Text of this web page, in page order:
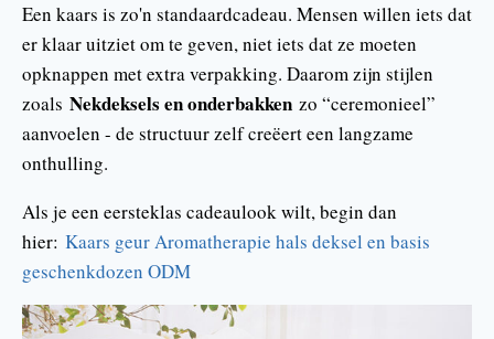
Een kaars is zo'n standaardcadeau. Mensen willen iets dat
er klaar uitziet om te geven, niet iets dat ze moeten
opknappen met extra verpakking. Daarom zijn stijlen
zoals Nekdeksels en onderbakken zo “ceremonieel”
aanvoelen - de structuur zelf creëert een langzame
onthulling.
Als je een eersteklas cadeaulook wilt, begin dan
hier: Kaars geur Aromatherapie hals deksel en basis
geschenkdozen ODM